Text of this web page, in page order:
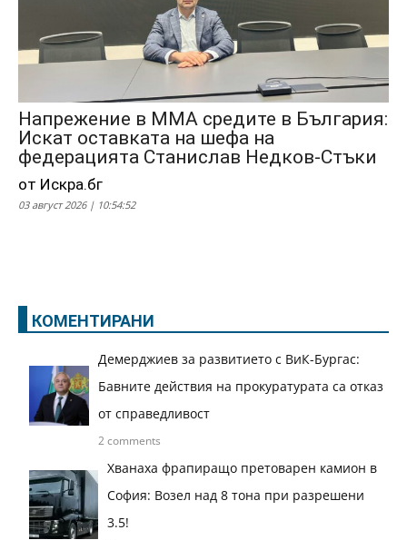
Напрежение в ММА средите в България:
Искат оставката на шефа на
федерацията Станислав Недков-Стъки
от Искра.бг
03 август 2026 | 10:54:52
КОМЕНТИРАНИ
Демерджиев за развитието с ВиК-Бургас:
Бавните действия на прокуратурата са отказ
от справедливост
2 comments
Хванаха фрапиращо претоварен камион в
София: Возел над 8 тона при разрешени
3.5!